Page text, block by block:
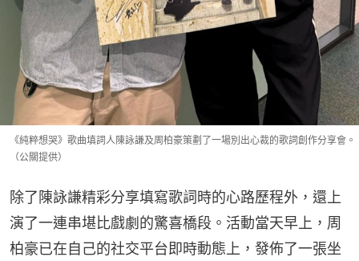
《純粹想哭》歌曲填詞人陳詠謙及周柏豪策劃了一場別出心裁的歌詞創作分享會。
（公關提供）
除了陳詠謙精彩分享填寫歌詞時的心路歷程外，還上
演了一連串堪比戲劇的驚喜橋段。活動當天早上，周
柏豪已在自己的社交平台即時動態上，發佈了一張坐